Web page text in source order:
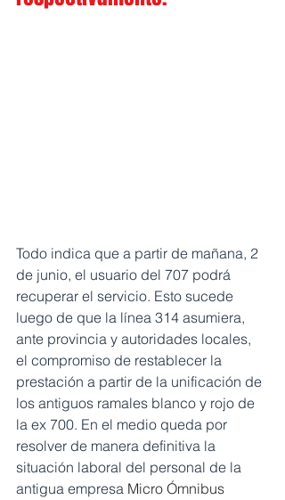
Todo indica que a partir de mañana, 2
de junio, el usuario del 707 podrá
recuperar el servicio. Esto sucede
luego de que la línea 314 asumiera,
ante provincia y autoridades locales,
el compromiso de restablecer la
prestación a partir de la unificación de
los antiguos ramales blanco y rojo de
la ex 700. En el medio queda por
resolver de manera definitiva la
situación laboral del personal de la
antigua empresa Micro Ómnibus